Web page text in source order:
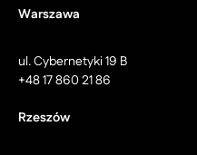
Warszawa
ul. Cybernetyki 19 B
+48 17 860 21 86
Rzeszów